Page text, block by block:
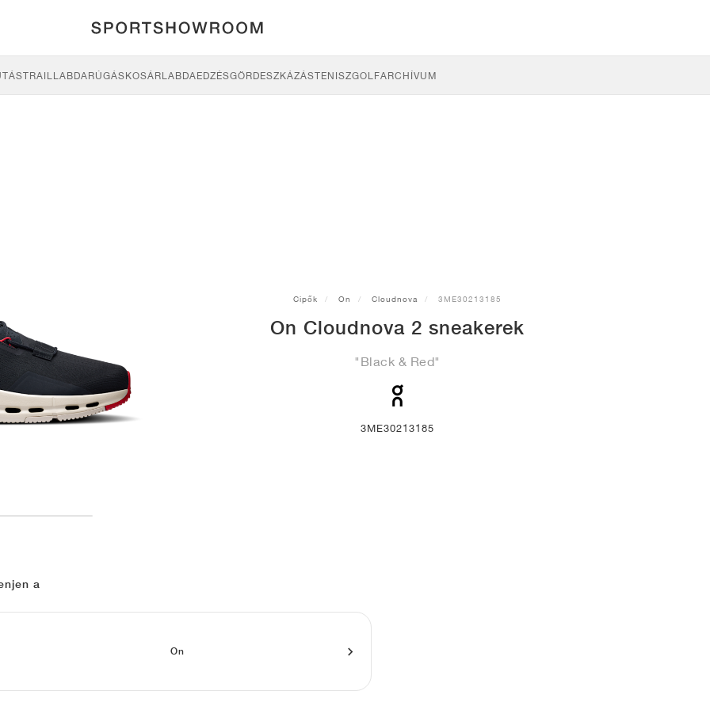
TRAILLABDARÚGÁSKOSÁRLABDAEDZÉSGÖRDESZKÁZÁSTENISZGOLFARCHÍVUM
Cipők On Cloudnova 3ME30213185
On Cloudnova 2 sneakerek
"Black & Red"
3ME30213185
a
On